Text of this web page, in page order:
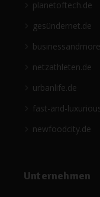
planetoftech.de
gesündernet.de
netzathleten.de
urbanlife.de
fast-and-
newfoodcity.de
Unternehmen